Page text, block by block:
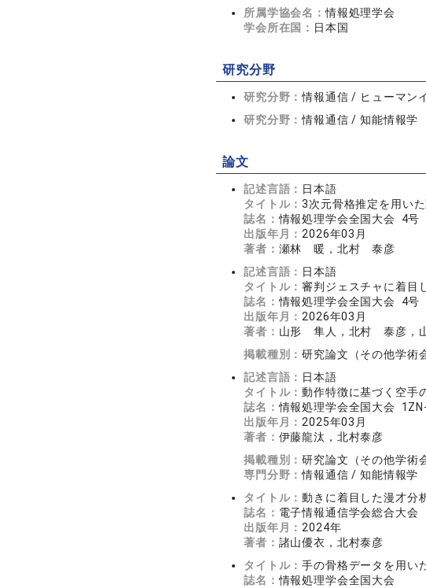
所属学協会名：情報処理学会
学会所在国： 日本国
研究分野
研究分野：情報通信 / ヒューマン
研究分野：情報通信 / 知能情報学
論文
記述言語： 日本語
タイトル：3次元骨格推定を用い
誌名：情報処理学会全国大会 4号
出版年月： 2026年03月
著者： 瀬林 暖，北村 泰彦
記述言語： 日本語
タイトル：審判ジェスチャに着目
誌名：情報処理学会全国大会 4号
出版年月： 2026年03月
著者： 山形 隼人，北村 泰彦，
掲載種別：研究論文（その他学術
記述言語： 日本語
タイトル：動作特徴に基づく空手
誌名：情報処理学会全国大会
出版年月： 2025年03月
著者： 伊藤龍汰，北村泰彦
掲載種別：研究論文（その他学術
専門分野：情報通信 / 知能情報学
タイトル：動きに着目した漫才分
誌名： 電子情報通信学会総合大会
出版年月： 2024年
著者： 諸山優衣，北村泰彦
タイトル：手の骨格データを用い
誌名：情報処理学会全国大会